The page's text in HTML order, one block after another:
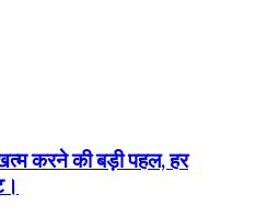
करने की बड़ी पहल, हर